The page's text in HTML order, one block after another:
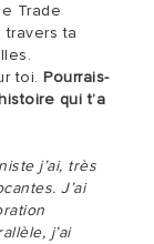
Trade
travers ta
toi. Pourrais-
qui t’a
j’ai, très
J’ai
j’ai